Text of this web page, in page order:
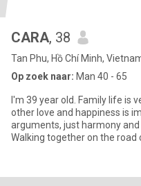
CARA, 38
Tan Phu, Hồ Chí Minh,
Op zoek naar: Man 40 - 65
I'm 39 year old. Family life is
other love and happiness is
arguments, just harmony
Walking together on the road